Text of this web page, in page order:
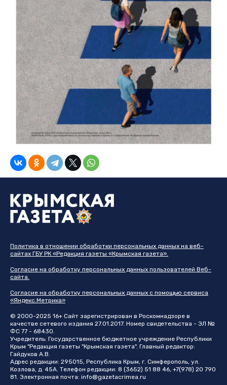
Политика в отношении обработки персональных данных на веб-
сайтах ГБУ РК «Редакция газеты «Крымская газета».
Согласие на обработку персональных данных пользователей Веб-
сайта.
Согласие на обработку персональных данных с помощью сервиса
«Яндекс.Метрика»
© 2000-2025 16+ Сайт зарегистрирован в Роскомнадзоре в
качестве сетевого издания 27.01.2017. Номер свидетельства - ЭЛ №
ФС 77 - 68430.
Учредитель: Государственное бюджетное учреждение Республики
Крым "Редакция газеты "Крымская газета". Главный редактор:
Гайдуков А.В.
Адрес редакции: 295015, Республика Крым, г. Симферополь, ул.
Козлова, д. 45А. Телефон редакции: 8 (3652) 51 88 46, +7(978) 20 790
81. Электронная почта: info@gazetacrimea.ru